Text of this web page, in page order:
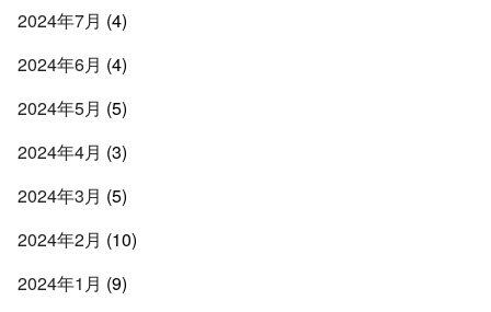
2024年7月 (4)
2024年6月 (4)
2024年5月 (5)
2024年4月 (3)
2024年3月 (5)
2024年2月 (10)
2024年1月 (9)